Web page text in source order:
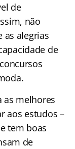
de
não
as alegrias
de
as melhores
aos estudos –
tem boas
de